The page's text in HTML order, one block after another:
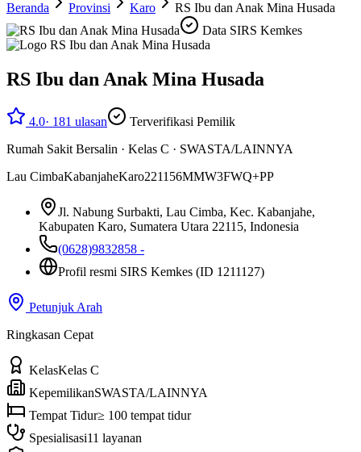
Beranda
Provinsi Karo
RS Ibu dan Anak Mina Husada
Data SIRS Kemkes
RS Ibu dan Anak Mina Husada
4.0· 181 ulasan
Terverifikasi Pemilik
Rumah Sakit Bersalin · Kelas C · SWASTA/LAINNYA
Lau CimbaKabanjaheKaro221156MMW3FWQ+PP
Jl. Nabung Surbakti, Lau Cimba, Kec. Kabanjahe,
Kabupaten Karo, Sumatera Utara 22115, Indonesia
(0628)9832858 -
Profil resmi SIRS Kemkes (ID 1211127)
Petunjuk Arah
Ringkasan Cepat
KelasKelas C
KepemilikanSWASTA/LAINNYA
Tempat Tidur≥ 100 tempat tidur
Spesialisasi11 layanan